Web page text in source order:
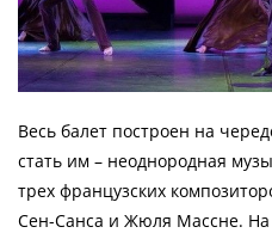
Весь балет построен на
стать им – неоднородная
трех французских
Сен-Санса и Жюля Массне.